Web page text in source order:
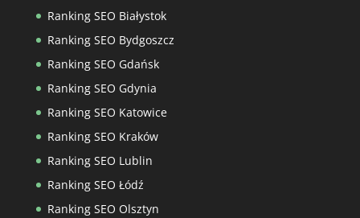
Ranking SEO Białystok
Ranking SEO Bydgoszcz
Ranking SEO Gdańsk
Ranking SEO Gdynia
Ranking SEO Katowice
Ranking SEO Kraków
Ranking SEO Lublin
Ranking SEO Łódź
Ranking SEO Olsztyn